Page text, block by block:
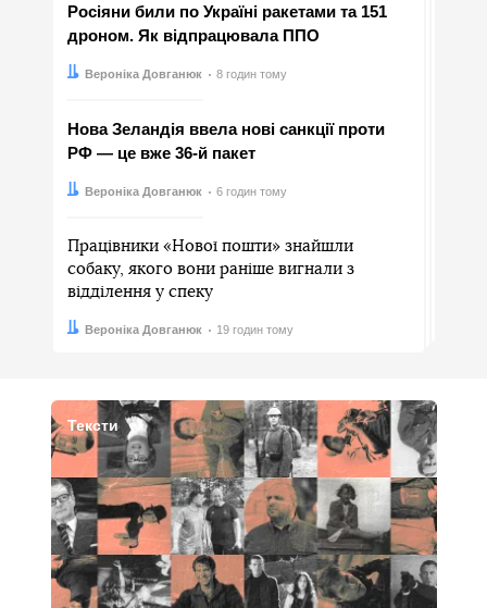
Росіяни били по Україні ракетами та 151
дроном. Як відпрацювала ППО
Автор:
Вероніка Довганюк
Дата: 8 годин тому
Нова Зеландія ввела нові санкції проти
РФ — це вже 36-й пакет
Автор:
Вероніка Довганюк
Дата: 6 годин тому
Працівники «Нової пошти» знайшли
собаку, якого вони раніше вигнали з
відділення у спеку
Автор:
Вероніка Довганюк
Дата: 19 годин тому
Тексти